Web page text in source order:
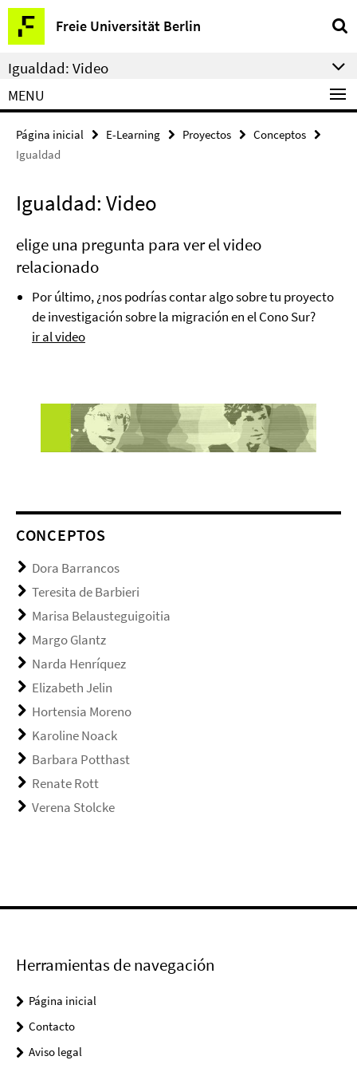
Springe
direkt
zu
Inhalt
Freie Universität Berlin
Herramientas
de
navegación
Igualdad: Video
MENU
Página inicial E-Learning Proyectos
Conceptos
Igualdad
Igualdad: Video
elige una pregunta para ver el video
relacionado
Por último, ¿nos podrías contar algo sobre tu proyecto
de investigación sobre la migración en el Cono Sur?
ir al video
CONCEPTOS
Dora Barrancos
Teresita de Barbieri
Marisa Belausteguigoitia
Margo Glantz
Narda Henríquez
Elizabeth Jelin
Hortensia Moreno
Karoline Noack
Barbara Potthast
Renate Rott
Verena Stolcke
Herramientas de navegación
Página inicial
Contacto
Aviso legal